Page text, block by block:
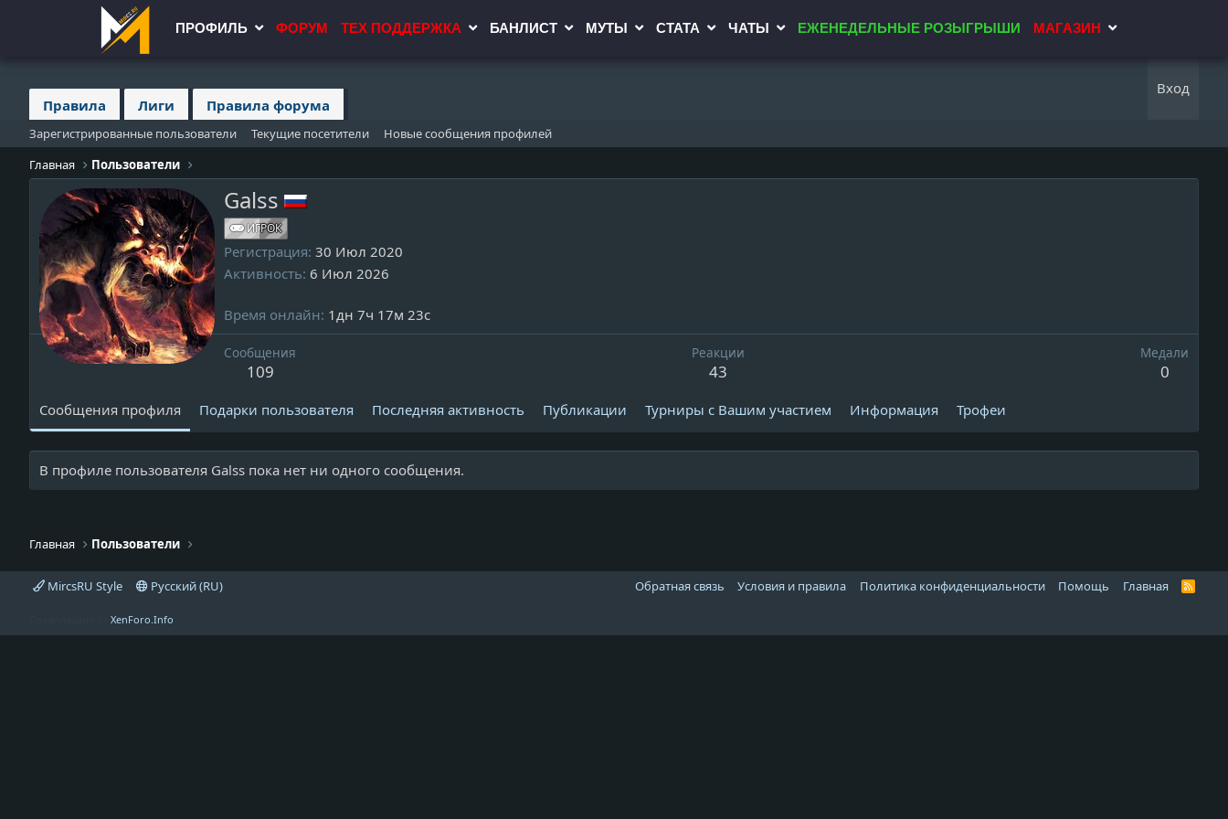
ПРОФИЛЬ ФОРУМ ТЕХ ПОДДЕРЖКА БАНЛИСТ МУТЫ СТАТА ЧАТЫ ЕЖЕНЕДЕЛЬНЫЕ РОЗЫГРЫШИ МАГАЗИН
Правила Лиги Правила форума
Вход
Зарегистрированные пользователи Текущие посетители
Новые сообщения профилей
Главная
Пользователи
Galss
ИГРОК
Регистрация 30 Июл 2020
Активность 6 Июл 2026
Время онлайн 1дн 7ч 17м 23с
Сообщения
109
Реакции
43
Медали
0
Сообщения профиля Подарки пользователя Последняя активность Публикации Турниры с Вашим участием Информация Трофеи
В профиле пользователя Galss пока нет ни одного сообщения.
Главная Пользователи
MircsRU Style Русский (RU) Обратная связь Условия и правила Политика конфиденциальности Помощь Главная
R
XenForo.Info